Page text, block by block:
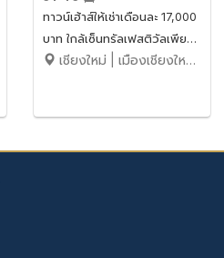
ทาวน์เฮ้าส์ให้เช่าเดือนละ 17,000
บาท ใกล้เซ็นทรัลเฟสติวัลเพียง
10 นาที No.7H104
เชียงใหม่ | เมืองเชียงใหม่ | ท่าศาลา